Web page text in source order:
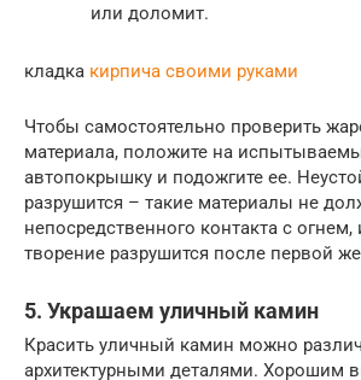
или доломит.
кладка кирпича своими руками
Чтобы самостоятельно проверить
материала, положите на
автопокрышку и подожгите ее.
разрушится – такие материалы не
непосредственного контакта с
творение разрушится после первой
5. Украшаем уличный камин
Красить уличный камин можно
архитектурными деталями. Хорошим